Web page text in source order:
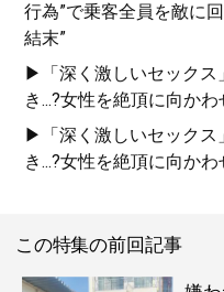
行為”で乗客全員を敵に
結末”
▶「深く激しいセックス
き...?女性を絶頂に向か
▶「深く激しいセックス
き...?女性を絶頂に向か
この特集の前回記事